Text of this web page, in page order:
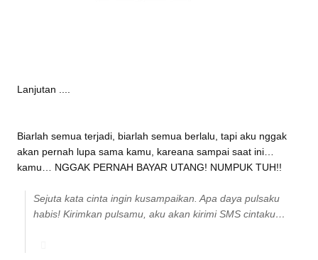
Lanjutan ....
Biarlah semua terjadi, biarlah semua berlalu, tapi aku nggak
akan pernah lupa sama kamu, kareana sampai saat ini…
kamu… NGGAK PERNAH BAYAR UTANG! NUMPUK TUH!!
Sejuta kata cinta ingin kusampaikan. Apa daya pulsaku
habis! Kirimkan pulsamu, aku akan kirimi SMS cintaku…